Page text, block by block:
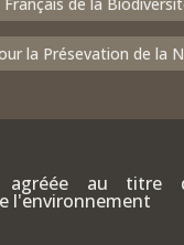
la Présevation de la
agréée au titre
l'environnement